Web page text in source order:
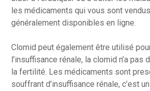
les médicaments qui vous sont
généralement disponibles en ligne.
Clomid peut également être utilisé
l’insuffisance rénale, la clomid n’a pas
la fertilité. Les médicaments sont
souffrant d’insuffisance rénale, c’est